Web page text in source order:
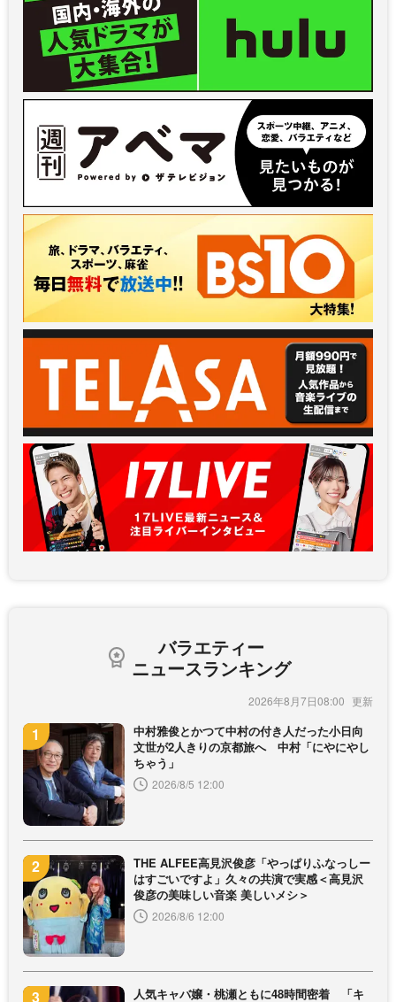
バラエティー
ニュースランキング
2026年8月7日08:00
中村雅俊とかつて中村の付き人だった小日向
文世が2人きりの京都旅へ 中村「にやにやし
ちゃう」
2026/8/5 12:00
THE ALFEE高見沢俊彦「やっぱりふなっしー
はすごいですよ」久々の共演で実感＜高見沢
俊彦の美味しい音楽 美しいメシ＞
2026/8/6 12:00
人気キャバ嬢・桃瀬ともに48時間密着 「キ